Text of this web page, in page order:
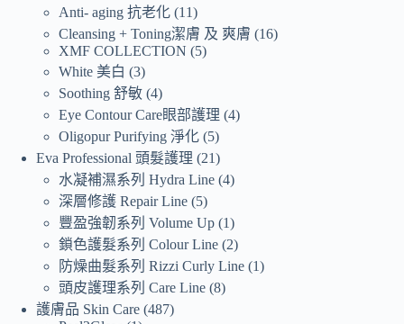
Anti- aging 抗老化 11
Cleansing + Toning潔膚 及 爽膚
16
XMF COLLECTION
5
White 美白
3
Soothing 舒敏 4
Eye Contour Care眼部護理 4
Oligopur Purifying 淨化 5
Eva Professional 頭髮護理
21
水凝補濕系列 Hydra Line 4
深層修護 Repair Line 5
豐盈強韌系列 Volume Up 1
鎖色護髮系列 Colour Line 2
防燥曲髮系列 Rizzi Curly Line 1
頭皮護理系列 Care Line 8
護膚品 Skin Care 487